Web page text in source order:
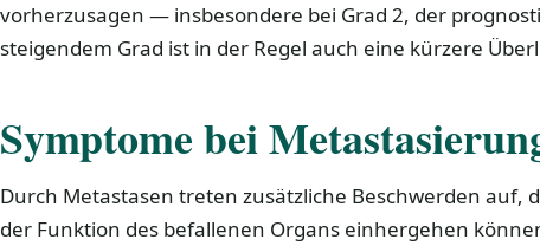
vorherzusagen — insbesondere bei Grad 2, der
steigendem Grad ist in der Regel auch eine kürzere
Symptome bei
Durch Metastasen treten zusätzliche Beschwerden auf,
der Funktion des befallenen Organs einhergehen